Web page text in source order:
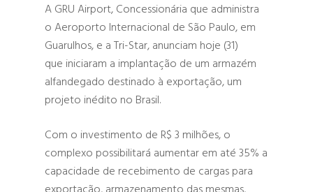
A GRU Airport, Concessionária que administra
o Aeroporto Internacional de São Paulo, em
Guarulhos, e a Tri-Star, anunciam hoje (31)
que iniciaram a implantação de um armazém
alfandegado destinado à exportação, um
projeto inédito no Brasil.
Com o investimento de R$ 3 milhões, o
complexo possibilitará aumentar em até 35% a
capacidade de recebimento de cargas para